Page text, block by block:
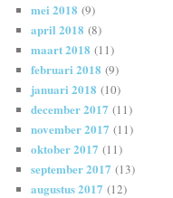
mei 2018 (9)
april 2018 (8)
maart 2018 (11)
februari 2018 (9)
januari 2018 (10)
december 2017 (11)
november 2017 (11)
oktober 2017 (11)
september 2017 (13)
augustus 2017 (12)